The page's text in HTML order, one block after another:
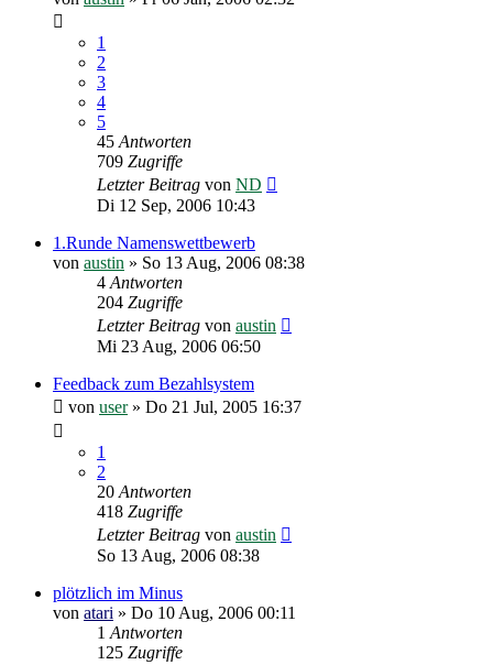
1
2
3
4
5
45Antworten
709 Zugriffe
Letzter Beitrag von ND
Di 12 Sep, 2006 10:43
1.Runde Namenswettbewerb
von austin » So 13 Aug, 2006 08:38
4Antworten
204 Zugriffe
Letzter Beitrag von austin
Mi 23 Aug, 2006 06:50
Feedback zum Bezahlsystem
von user» Do 21 Jul, 2005 16:37
1
2
20Antworten
418 Zugriffe
Letzter Beitrag von austin
So 13 Aug, 2006 08:38
plötzlich im Minus
von atari » Do 10 Aug, 2006 00:11
1Antworten
125 Zugriffe